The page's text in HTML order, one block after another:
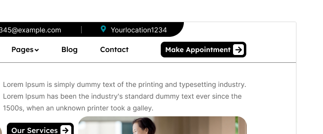
AperçuTélécharger
Version
Dernière mise à jour
8 juillet 2026
Version de WordPress
Version PHP
Page d’accueil du thème